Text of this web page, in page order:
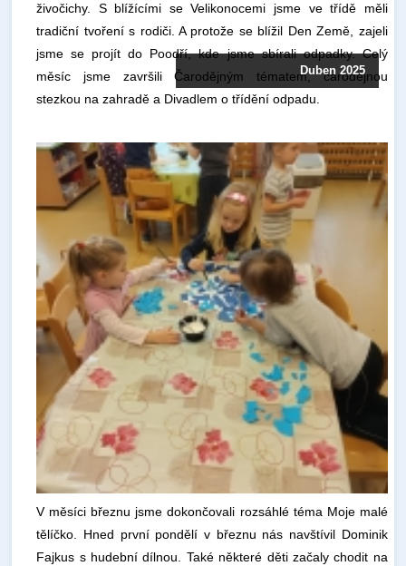
Duben 2025
živočichy. S blížícími se Velikonocemi jsme ve třídě měli
tradiční tvoření s rodiči. A protože se blížil Den Země, zajeli
jsme se projít do Poodří, kde jsme sbírali odpadky. Celý
měsíc jsme završili Čarodějným tématem, čarodějnou
stezkou na zahradě a Divadlem o třídění odpadu.
V měsíci březnu jsme dokončovali rozsáhlé téma Moje malé
tělíčko. Hned první pondělí v březnu nás navštívil Dominik
Fajkus s hudební dílnou. Také některé děti začaly chodit na